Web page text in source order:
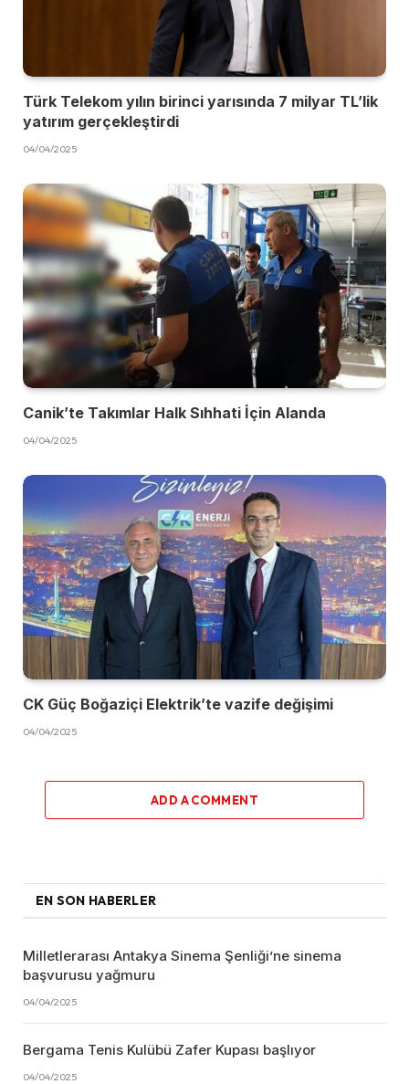
Türk Telekom yılın birinci yarısında 7 milyar TL’lik
yatırım gerçekleştirdi
04/04/2025
Canik’te Takımlar Halk Sıhhati İçin Alanda
04/04/2025
CK Güç Boğaziçi Elektrik’te vazife değişimi
04/04/2025
ADD A COMMENT
EN SON HABERLER
Milletlerarası Antakya Sinema Şenliği’ne sinema
başvurusu yağmuru
04/04/2025
Bergama Tenis Kulübü Zafer Kupası başlıyor
04/04/2025